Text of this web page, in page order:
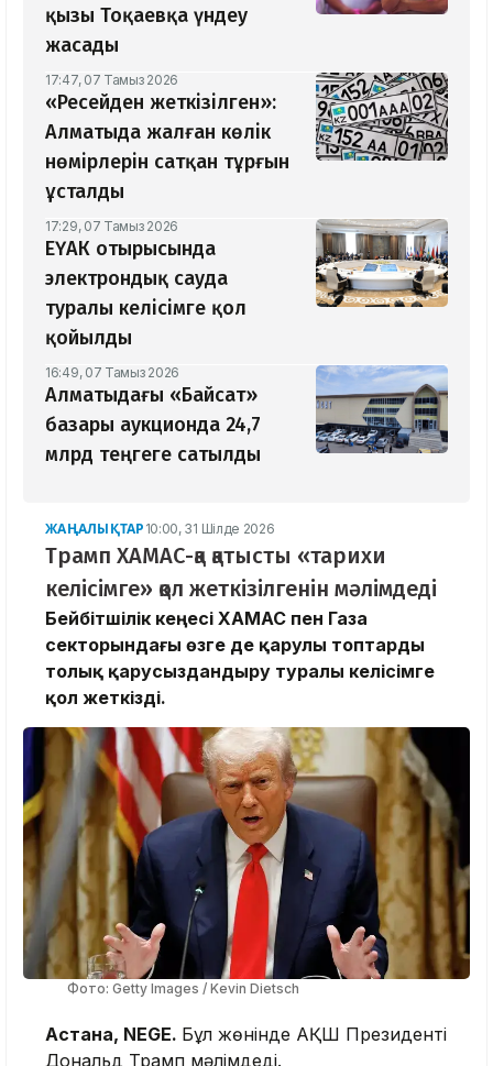
қызы Тоқаевқа үндеу
жасады
17:47, 07 Тамыз 2026
«Ресейден жеткізілген»:
Алматыда жалған көлік
нөмірлерін сатқан тұрғын
ұсталды
17:29, 07 Тамыз 2026
ЕҮАК отырысында
электрондық сауда
туралы келісімге қол
қойылды
16:49, 07 Тамыз 2026
Алматыдағы «Байсат»
базары аукционда 24,7
млрд теңгеге сатылды
ЖАҢАЛЫҚТАР 10:00, 31 Шілде 2026
Трамп ХАМАС-қа қатысты «тарихи
келісімге» қол жеткізілгенін мәлімдеді
Бейбітшілік кеңесі ХАМАС пен Газа
секторындағы өзге де қарулы топтарды
толық қарусыздандыру туралы келісімге
қол жеткізді.
Фото: Getty Images / Kevin Dietsch
Астана, NEGE. Бұл жөнінде АҚШ Президенті
Дональд Трамп мәлімдеді.